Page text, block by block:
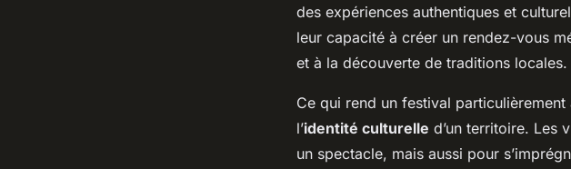
des expériences authentiques et
leur capacité à créer un rendez-vous
et à la découverte de traditions locales.
Ce qui rend un festival
l’identité culturelle d’un territoire. Les
un spectacle, mais aussi pour